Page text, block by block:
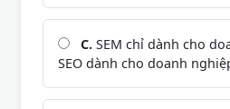
C. SEM chỉ dành cho
SEO dành cho doanh